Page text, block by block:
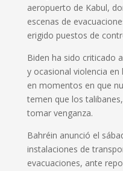
aeropuerto de Kabul,
escenas de
erigido puestos de
Biden ha sido criticado
y ocasional violencia
en momentos en que
temen que los
tomar venganza.
Bahréin anunció el
instalaciones de
evacuaciones, ante